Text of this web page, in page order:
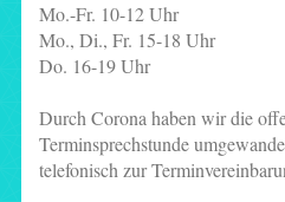
Mo.-Fr. 10-12 Uhr
Mo., Di., Fr. 15-18 Uhr
Do. 16-19 Uhr
Durch Corona haben wir die
Terminsprechstunde
telefonisch zur